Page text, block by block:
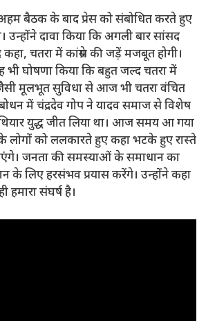
अहम बैठक के बाद प्रेस को संबोधित करते हुए
उन्होंने दावा किया कि अगली बार सांसद
चतरा में कांग्रेस की जड़ें मजबूत होगी।
घोषणा किया कि बहुत जल्द चतरा में
मूलभूत सुविधा से आज भी चतरा वंचित
में चंद्रदेव गोप ने यादव समाज से विशेष
युद्ध जीत लिया था। आज समय आ गया
लोगों को ललकारते हुए कहा भटके हुए रास्ते
जनता की समस्याओं के समाधान का
लिए हरसंभव प्रयास करेंगे। उन्होंने कहा
संघर्ष है।